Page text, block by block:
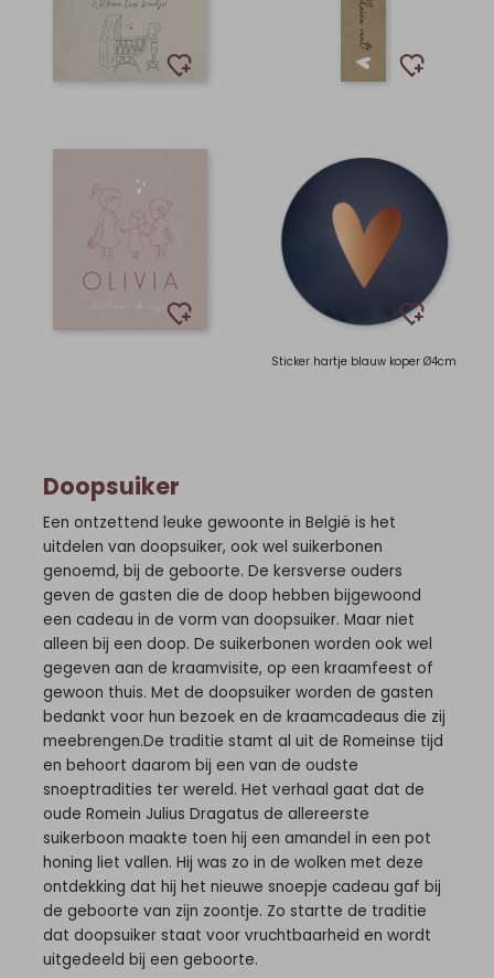
Sticker hartje blauw koper Ø4cm
Doopsuiker
Een ontzettend leuke gewoonte in België is het
uitdelen van doopsuiker, ook wel suikerbonen
genoemd, bij de geboorte. De kersverse ouders
geven de gasten die de doop hebben bijgewoond
een cadeau in de vorm van doopsuiker. Maar niet
alleen bij een doop. De suikerbonen worden ook wel
gegeven aan de kraamvisite, op een kraamfeest of
gewoon thuis. Met de doopsuiker worden de gasten
bedankt voor hun bezoek en de kraamcadeaus die zij
meebrengen.De traditie stamt al uit de Romeinse tijd
en behoort daarom bij een van de oudste
snoeptradities ter wereld. Het verhaal gaat dat de
oude Romein Julius Dragatus de allereerste
suikerboon maakte toen hij een amandel in een pot
honing liet vallen. Hij was zo in de wolken met deze
ontdekking dat hij het nieuwe snoepje cadeau gaf bij
de geboorte van zijn zoontje. Zo startte de traditie
dat doopsuiker staat voor vruchtbaarheid en wordt
uitgedeeld bij een geboorte.